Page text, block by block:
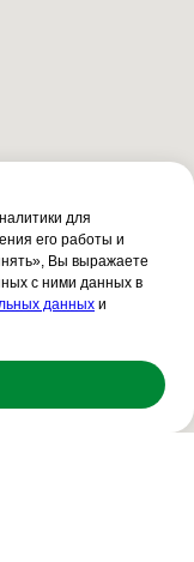
для
его работы и
Вы выражаете
с ними данных в
данных и
с нами!